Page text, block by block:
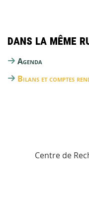
Dans la même
Agenda
Bilans et comptes
Centre de